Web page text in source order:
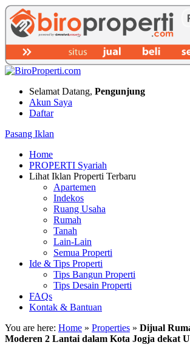
Selamat Datang, Pengunjung
Akun Saya
Daftar
Pasang Iklan
Home
PROPERTI Syariah
Lihat Iklan Properti Terbaru
Apartemen
Indekos
Ruang Usaha
Rumah
Tanah
Lain-Lain
Semua Properti
Ide & Tips Properti
Tips Bangun Properti
Tips Desain Properti
FAQs
Kontak & Bantuan
You are here: Home » Properties » Dijual
Moderen 2 Lantai dalam Kota Jogja dekat